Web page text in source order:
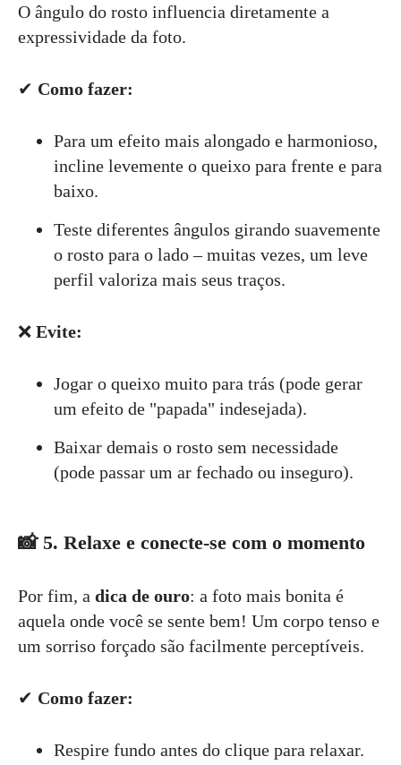
O ângulo do rosto influencia diretamente a
expressividade da foto.
✔ Como fazer:
Para um efeito mais alongado e harmonioso,
incline levemente o queixo para frente e para
baixo.
Teste diferentes ângulos girando suavemente
o rosto para o lado – muitas vezes, um leve
perfil valoriza mais seus traços.
❌ Evite:
Jogar o queixo muito para trás (pode gerar
um efeito de "papada" indesejada).
Baixar demais o rosto sem necessidade
(pode passar um ar fechado ou inseguro).
📸 5. Relaxe e conecte-se com o momento
Por fim, a dica de ouro: a foto mais bonita é
aquela onde você se sente bem! Um corpo tenso e
um sorriso forçado são facilmente perceptíveis.
✔ Como fazer:
Respire fundo antes do clique para relaxar.